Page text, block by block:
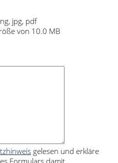
jpg, pdf
von 10.0 MB
gelesen und erkläre
Formulars damit